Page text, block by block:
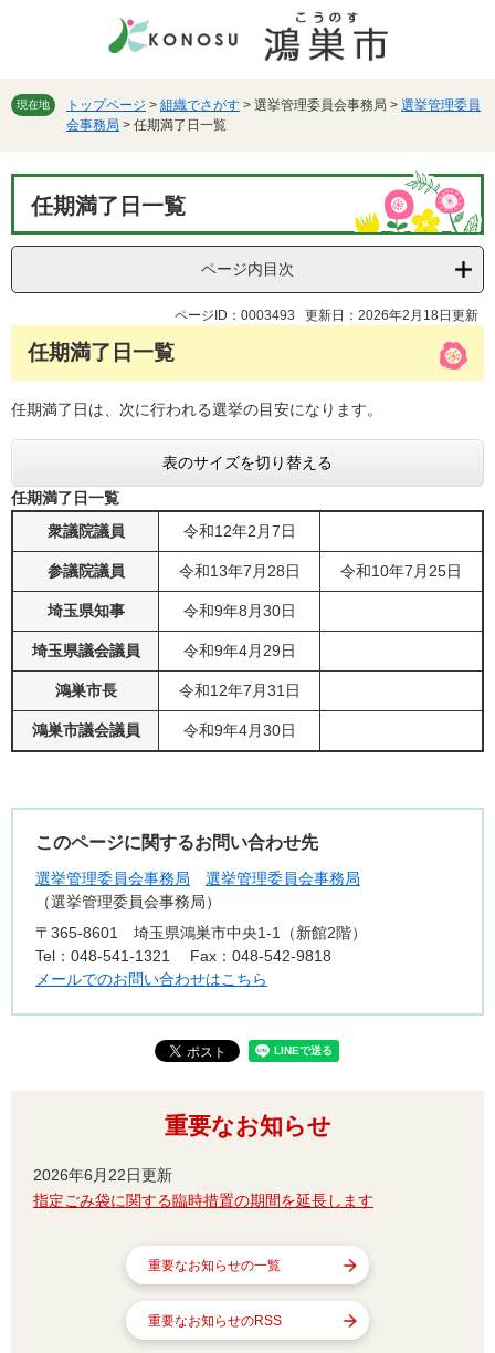
先
す。
を
し
文
現在地 トップページ > 組織でさがす > 選挙管理委員会事務局 > 選挙管理委員
会事務局 > 任期満了日一覧
任期満了日一覧
ページ内目次
ページID：0003493 更新日：2026年2月18日更新
任期満了日一覧
任期満了日は、次に行われる選挙の目安になります。
表のサイズを切り替える
任期満了日一覧
衆議院議員
令和12年2月7日
参議院議員 令和13年7月28日 令和10年7月25日
埼玉県知事 令和9年8月30日
埼玉県議会議員 令和9年4月29日
鴻巣市長 令和12年7月31日
鴻巣市議会議員 令和9年4月30日
このページに関するお問い合わせ先
選挙管理委員会事務局
選挙管理委員会事務局
選挙管理委員会事務局
〒365-8601
埼玉県鴻巣市中央1-1（新館2階）
Tel：048-541-1321
Fax：048-542-9818
メールでのお問い合わせはこちら
重要なお知らせ
2026年6月22日更新
指定ごみ袋に関する臨時措置の期間を延長します
重要なお知らせの一覧
重要なお知らせのRSS